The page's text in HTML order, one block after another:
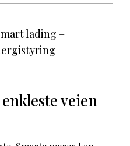
lading –
veien